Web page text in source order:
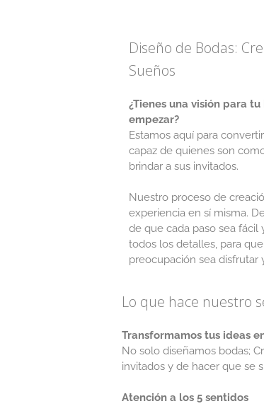
Diseño de Bodas:
Sueños
¿Tienes una visión para
empezar?
Estamos aquí para
capaz de quienes son
brindar a sus invitados.
Nuestro proceso de
experiencia en sí misma.
de que cada paso sea fácil
todos los detalles, para
preocupación sea
Lo que hace nuestro
Transformamos tus ideas
No solo diseñamos bodas;
invitados y de hacer que se
Atención a los 5 sentidos